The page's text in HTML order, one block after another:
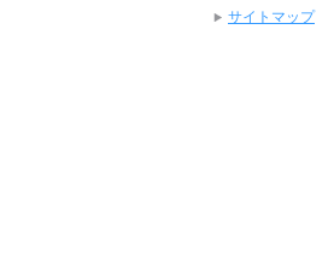
サイトマップ